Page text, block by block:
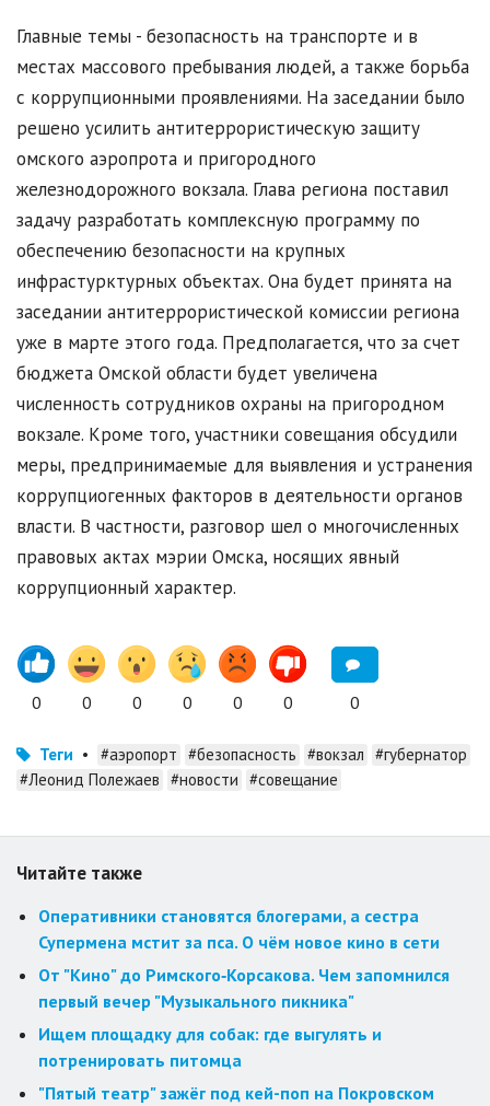
Главные темы - безопасность на транспорте и в
местах массового пребывания людей, а также борьба
с коррупционными проявлениями. На заседании было
решено усилить антитеррористическую защиту
омского аэропрота и пригородного
железнодорожного вокзала. Глава региона поставил
задачу разработать комплексную программу по
обеспечению безопасности на крупных
инфрастурктурных объектах. Она будет принята на
заседании антитеррористической комиссии региона
уже в марте этого года. Предполагается, что за счет
бюджета Омской области будет увеличена
численность сотрудников охраны на пригородном
вокзале. Кроме того, участники совещания обсудили
меры, предпринимаемые для выявления и устранения
коррупциогенных факторов в деятельности органов
власти. В частности, разговор шел о многочисленных
правовых актах мэрии Омска, носящих явный
коррупционный характер.
0 0 0 0 0 0 0
Теги • #аэропорт #безопасность #вокзал #губернатор
#Леонид Полежаев #новости #совещание
Читайте также
Оперативники становятся блогерами, а сестра
Супермена мстит за пса. О чём новое кино в сети
От "Кино" до Римского‑Корсакова. Чем запомнился
первый вечер "Музыкального пикника"
Ищем площадку для собак: где выгулять и
потренировать питомца
"Пятый театр" зажёг под кей-поп на Покровском